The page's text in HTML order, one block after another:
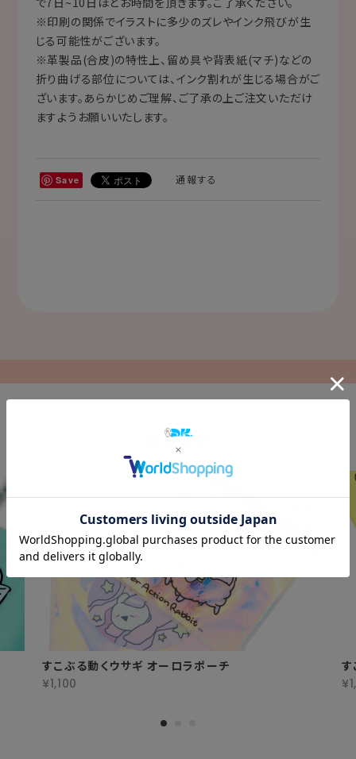
※印刷の関係でイラストに多少のズレやインク飛びが生
じる可能性がございます。
※革製品(合皮)の特性上、留め具や背表紙(マチ)などの
折り曲げる部位については、インク割れが生じる場合がご
ざいます。あらかじめご理解、ご了承の上ご注文いただけ
ますようお願いいたします。
Save 通報する
関連商品
すこぶる動くウサギ オーロラポーチ
¥1,100
す